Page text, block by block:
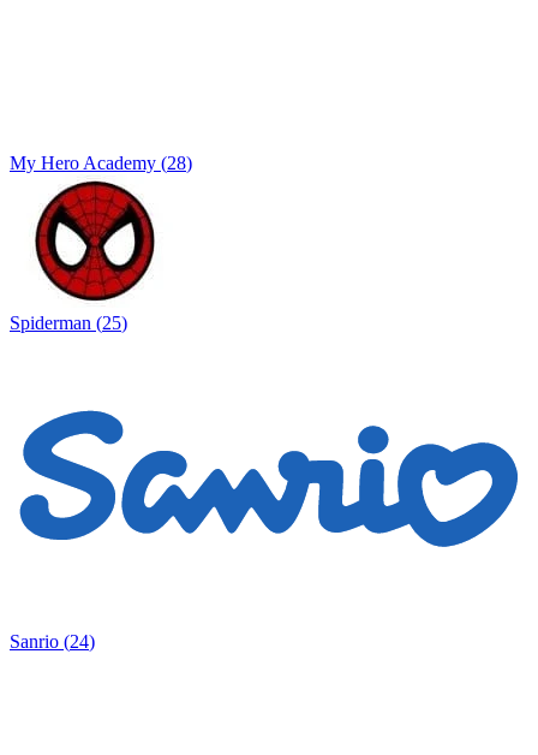
My Hero Academy (28)
Spiderman (25)
Sanrio (24)